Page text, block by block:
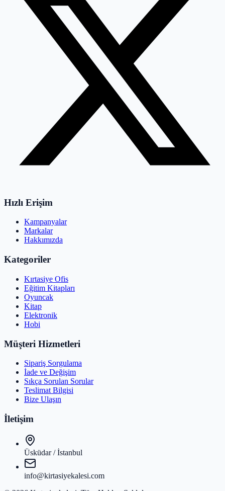
Hızlı Erişim
Kampanyalar
Markalar
Hakkımızda
Kategoriler
Kırtasiye Ofis
Eğitim Kitapları
Oyuncak
Kitap
Elektronik
Hobi
Müşteri Hizmetleri
Sipariş Sorgulama
İade ve Değişim
Sıkça Sorulan Sorular
Teslimat Bilgisi
Bize Ulaşın
İletişim
Üsküdar / İstanbul
info@kirtasiyekalesi.com